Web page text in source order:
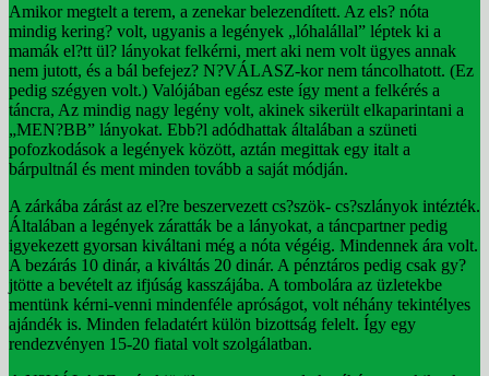
Amikor megtelt a terem, a zenekar belezendített. Az els? nóta
mindig kering? volt, ugyanis a legények „lóhalállal” léptek ki a
mamák el?tt ül? lányokat felkérni, mert aki nem volt ügyes annak
nem jutott, és a bál befejez? N?VÁLASZ-kor nem táncolhatott. (Ez
pedig szégyen volt.) Valójában egész este így ment a felkérés a
táncra, Az mindig nagy legény volt, akinek sikerült elkaparintani a
„MEN?BB” lányokat. Ebb?l adódhattak általában a szüneti
pofozkodások a legények között, aztán megittak egy italt a
bárpultnál és ment minden tovább a saját módján.
A zárkába zárást az el?re beszervezett cs?szök- cs?szlányok intézték.
Általában a legények záratták be a lányokat, a táncpartner pedig
igyekezett gyorsan kiváltani még a nóta végéig. Mindennek ára volt.
A bezárás 10 dinár, a kiváltás 20 dinár. A pénztáros pedig csak gy?
jtötte a bevételt az ifjúság kasszájába. A tombolára az üzletekbe
mentünk kérni-venni mindenféle apróságot, volt néhány tekintélyes
ajándék is. Minden feladatért külön bizottság felelt. Így egy
rendezvényen 15-20 fiatal volt szolgálatban.